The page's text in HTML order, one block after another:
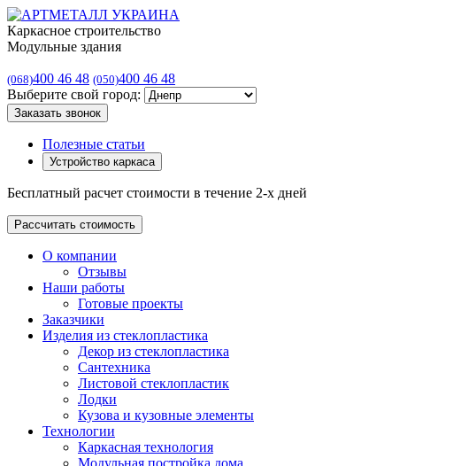
Каркасное строительство
Модульные здания
(068)400 46 48 (050)400 46 48
Выберите свой город:
Заказать звонок
Полезные статьи
Устройство каркаса
Бесплатный расчет стоимости в течение 2-х дней
Рассчитать стоимость
О компании
Отзывы
Наши работы
Готовые проекты
Заказчики
Изделия из стеклопластика
Декор из стеклопластика
Сантехника
Листовой стеклопластик
Лодки
Кузова и кузовные элементы
Технологии
Каркасная технология
Модульная постройка дома